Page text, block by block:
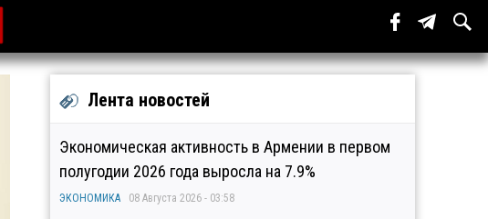
Лента новостей
Экономическая активность в Армении в первом
полугодии 2026 года выросла на 7.9%
ЭКОНОМИКА 08 Августа 2026 - 03:58